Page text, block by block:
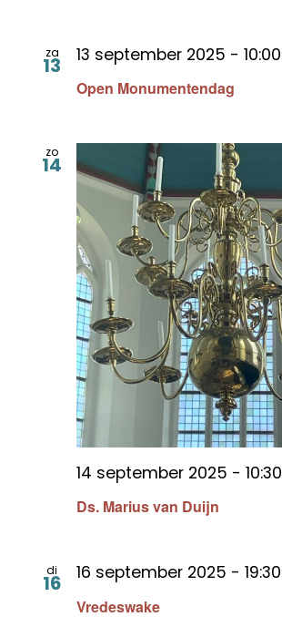
za
13
Open Monumentendag
13 september 2025 - 10:00
zo
14
Ds. Marius van Duijn
14 september 2025 - 10:30
di
16
Vredeswake
16 september 2025 - 19:30